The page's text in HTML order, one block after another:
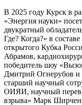
В 2025 году Курск в
«Энергия науки»
двукратный
Где? Когда?» в
открытого Кубка
Абрамов,
победитель шоу
Дмитрий Огнерубов и
старший научный
ОИЯИ, научный
взрыва» Марк